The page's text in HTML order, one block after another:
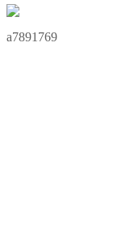
a7891769